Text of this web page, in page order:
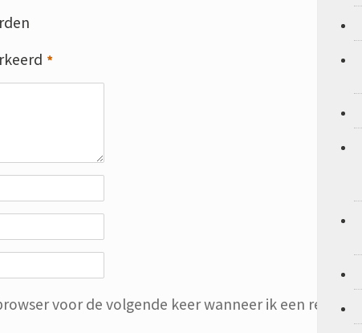
*
voor de volgende keer wanneer ik een reactie